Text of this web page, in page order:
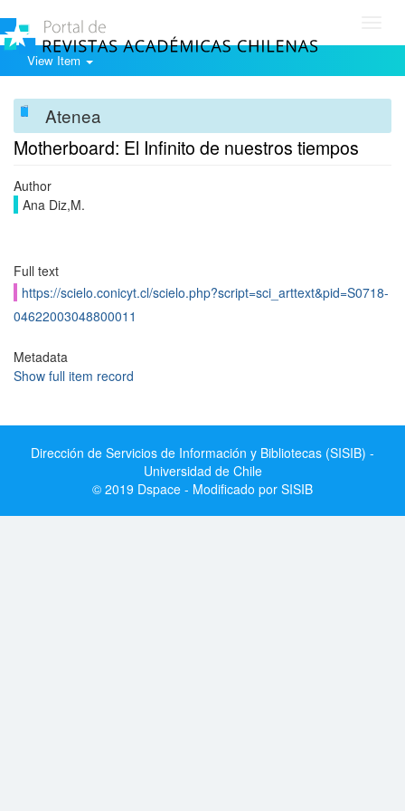
View Item
Atenea
Motherboard: El Infinito de nuestros tiempos
Author
Ana Diz,M.
Full text
https://scielo.conicyt.cl/scielo.php?script=sci_arttext&pid=S0718-
04622003048800011
Metadata
Show full item record
Dirección de Servicios de Información y Bibliotecas (SISIB) -
Universidad de Chile
© 2019 Dspace - Modificado por SISIB